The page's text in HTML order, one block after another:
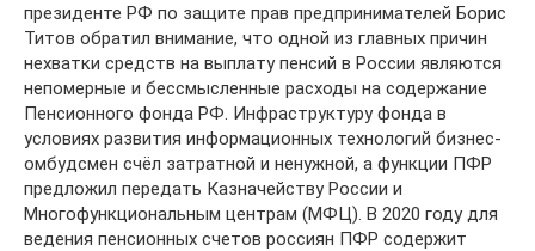
президенте РФ по защите прав предпринимателей Борис
Титов обратил внимание, что одной из главных причин
нехватки средств на выплату пенсий в России являются
непомерные и бессмысленные расходы на содержание
Пенсионного фонда РФ. Инфраструктуру фонда в
условиях развития информационных технологий бизнес-
омбудсмен счёл затратной и ненужной, а функции ПФР
предложил передать Казначейству России и
Многофункциональным центрам (МФЦ). В 2020 году для
ведения пенсионных счетов россиян ПФР содержит